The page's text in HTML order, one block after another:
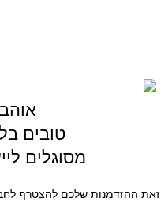
טובים
מסוגלים
זאת ההזדמנות שלכם להצטרף